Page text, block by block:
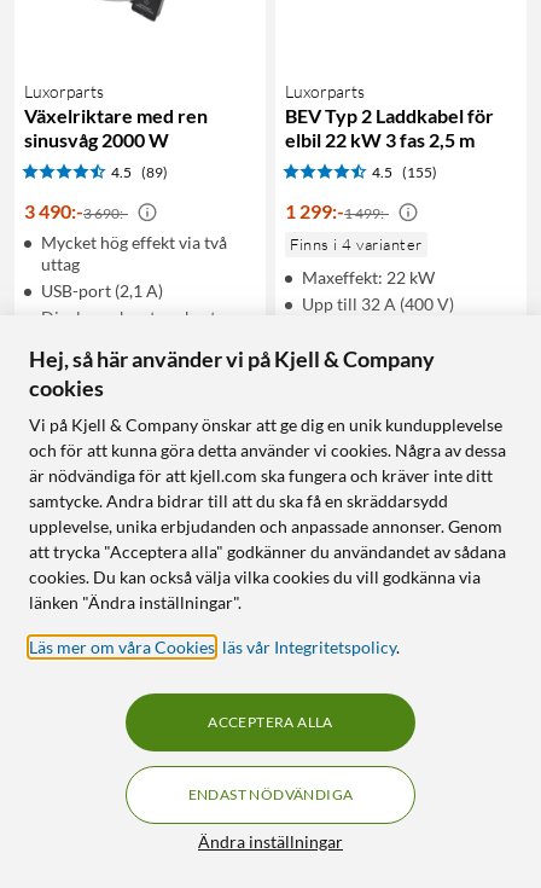
Luxorparts
Växelriktare med ren
sinusvåg 2000 W
4.5 (89)
3 490:-3 690:-
Mycket hög effekt via två
uttag
USB-port (2,1 A)
Display och extern brytare
Online: 100+ st
Luxorparts
BEV Typ 2 Laddkabel för
elbil 22 kW 3 fas 2,5 m
4.5 (155)
1 299:-1 499:-
Finns i 4 varianter
Maxeffekt: 22 kW
Upp till 32 A (400 V)
Grenuttag 2-vägs 2-pack
(321)
377
Luxorparts
RFID-tagg nyckelring 25-
pack
(51)
199
83
Hej, så här använder vi på Kjell & Company
cookies
Vi på Kjell & Company önskar att ge dig en unik kundupplevelse
och för att kunna göra detta använder vi cookies. Några av dessa
är nödvändiga för att kjell.com ska fungera och kräver inte ditt
samtycke. Andra bidrar till att du ska få en skräddarsydd
upplevelse, unika erbjudanden och anpassade annonser. Genom
att trycka "Acceptera alla" godkänner du användandet av sådana
cookies. Du kan också välja vilka cookies du vill godkänna via
länken "Ändra inställningar".
Läs mer om våra Cookies läs vår Integritetspolicy.
Ändra inställningar
ENDAST NÖDVÄNDIGA
ACCEPTERA ALLA